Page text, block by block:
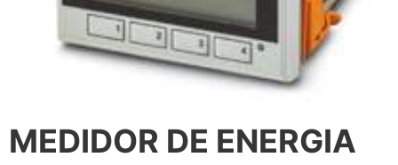
MEDIDOR DE ENERGIA